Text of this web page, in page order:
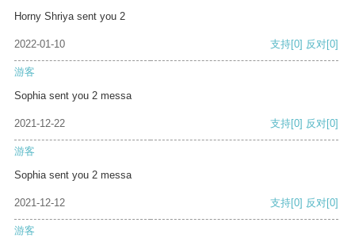
Horny Shriya sent you 2
2022-01-10 支持[0] 反对[0]
游客
Sophia sent you 2 messa
2021-12-22 支持[0] 反对[0]
游客
Sophia sent you 2 messa
2021-12-12 支持[0] 反对[0]
游客